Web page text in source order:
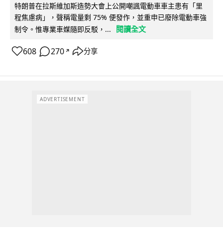
特朗普在拉斯維加斯造勢大會上公開嘲諷電動車車主患有「里
程焦慮病」，聲稱電量剩 75% 便發作，並重申已廢除電動車強
制令。惟專業車媒隨即反駁，...
閱讀全文
608 270 ↗ 分享
ADVERTISEMENT